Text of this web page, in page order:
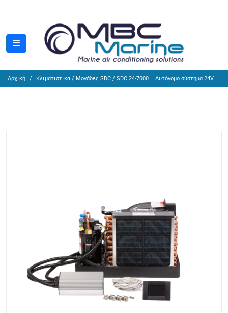
Αρχική Κλιματιστικά / Μονάδες SDC / SDC 24-7000 – Αυτόνομο σύστημα 24V